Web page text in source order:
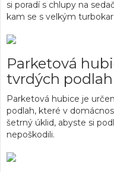
si poradí s chlupy na
kam se s velkým
Parketová
tvrdých podlah
Parketová hubice je
podlah, které v
šetrný úklid, abyste si
nepoškodili.